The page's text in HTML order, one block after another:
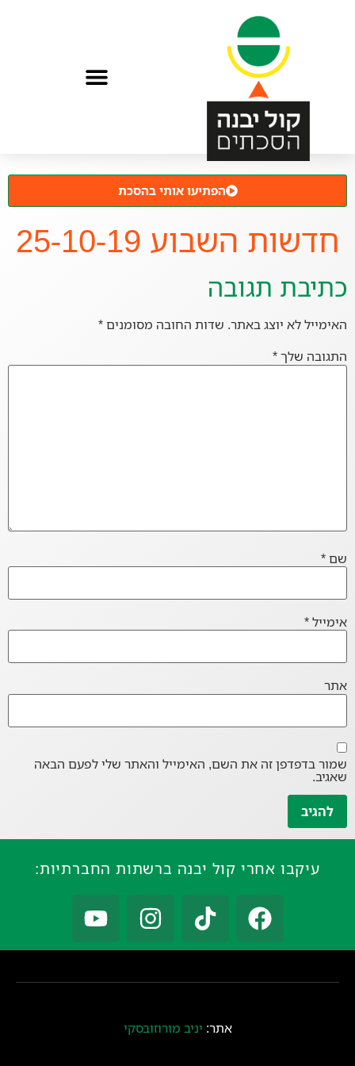
הפתיעו אותי בהסכת
חדשות השבוע 25-10-19
כתיבת תגובה
האימייל לא יוצג באתר. שדות החובה מסומנים*
התגובה שלך*
שם*
אימייל*
אתר
שמור בדפדפן זה את השם, האימייל והאתר שלי לפעם הבאה
שאגיב.
עיקבו אחרי קול יבנה ברשתות החברתיות:
אתר: יניב מורוזובסקי